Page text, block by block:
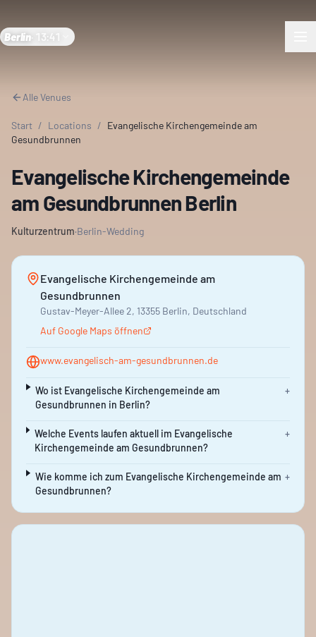
Berlin 13:41
Alle Venues
Start / Locations / Evangelische Kirchengemeinde am
Gesundbrunnen
Evangelische Kirchengemeinde
am Gesundbrunnen Berlin
Kulturzentrum·Berlin-Wedding
Evangelische Kirchengemeinde am
Gesundbrunnen
Gustav-Meyer-Allee 2, 13355 Berlin, Deutschland
Auf Google Maps öffnen
www.evangelisch-am-gesundbrunnen.de
Wo ist Evangelische Kirchengemeinde am
Gesundbrunnen in Berlin?
+
Welche Events laufen aktuell im Evangelische
Kirchengemeinde am Gesundbrunnen?
+
Wie komme ich zum Evangelische Kirchengemeinde am
Gesundbrunnen?
+